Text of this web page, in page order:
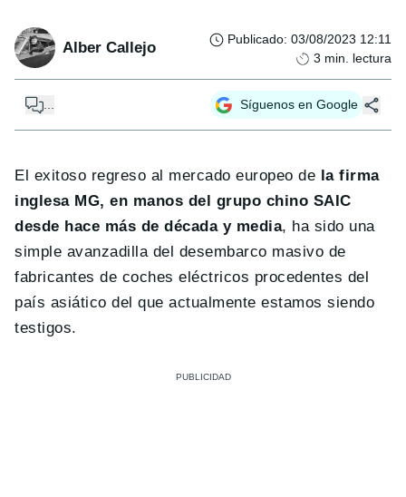
Alber Callejo Publicado: 03/08/2023 12:11
3 min. lectura
... Síguenos en Google
El exitoso regreso al mercado europeo de la firma
inglesa MG, en manos del grupo chino SAIC
desde hace más de década y media, ha sido una
simple avanzadilla del desembarco masivo de
fabricantes de coches eléctricos procedentes del
país asiático del que actualmente estamos siendo
testigos.